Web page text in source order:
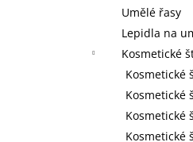
Umělé řasy
Lepidla na
Kosmetické
Kosmetické
Kosmetické
Kosmetické
Kosmetické
HOUBIČKA NA